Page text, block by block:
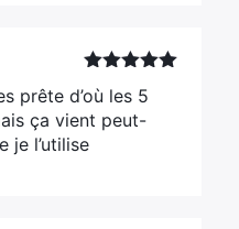
Note
5
prête d’où les 5
ça vient peut-
je l’utilise